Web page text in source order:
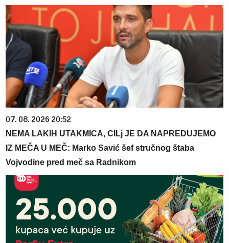
07. 08. 2026 20:52
NEMA LAKIH UTAKMICA, CILj JE DA NAPREDUJEMO
IZ MEČA U MEČ: Marko Savić šef stručnog štaba
Vojvodine pred meč sa Radnikom